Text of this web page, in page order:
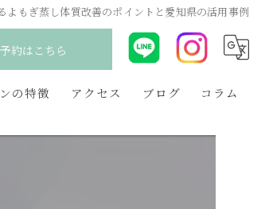
よもぎ蒸し体質改善のポイントと愛知県の活用事例
約はこちら
の特徴 アクセス ブログ コラム